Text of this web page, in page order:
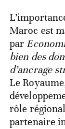
Maroc est
par
bien des
d’ancrage
Le
rôle
partenaire